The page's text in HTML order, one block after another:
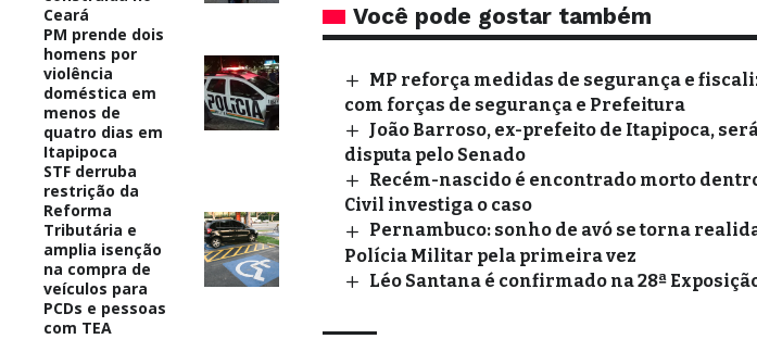
Ceará
PM prende dois
homens por
violência
doméstica em
menos de
quatro dias em
Itapipoca
STF derruba
restrição da
Reforma
Tributária e
amplia isenção
na compra de
veículos para
PCDs e pessoas
com TEA
Você pode gostar também
MP reforça medidas de segurança e
com forças de segurança e Prefeitura
João Barroso, ex-prefeito de Itapipoca,
disputa pelo Senado
Recém-nascido é encontrado morto
Civil investiga o caso
Pernambuco: sonho de avó se torna
Polícia Militar pela primeira vez
Léo Santana é confirmado na 28ª